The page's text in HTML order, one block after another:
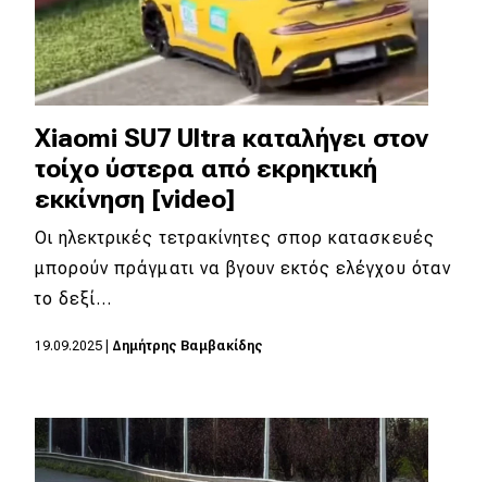
Xiaomi SU7 Ultra καταλήγει στον
τοίχο ύστερα από εκρηκτική
εκκίνηση [video]
Οι ηλεκτρικές τετρακίνητες σπορ κατασκευές
μπορούν πράγματι να βγουν εκτός ελέγχου όταν
το δεξί…
19.09.2025 Δημήτρης Βαμβακίδης